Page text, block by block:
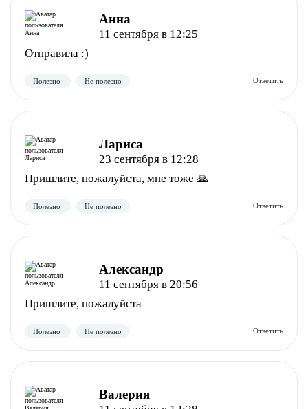
Полезно Не полезно
Анна
11 сентября в 12:25
Отправила :)
Лариса
23 сентября в 12:28
Пришлите, пожалуйста, мне тоже 🙏
Александр
11 сентября в 20:56
Пришлите, пожалуйста
Валерия